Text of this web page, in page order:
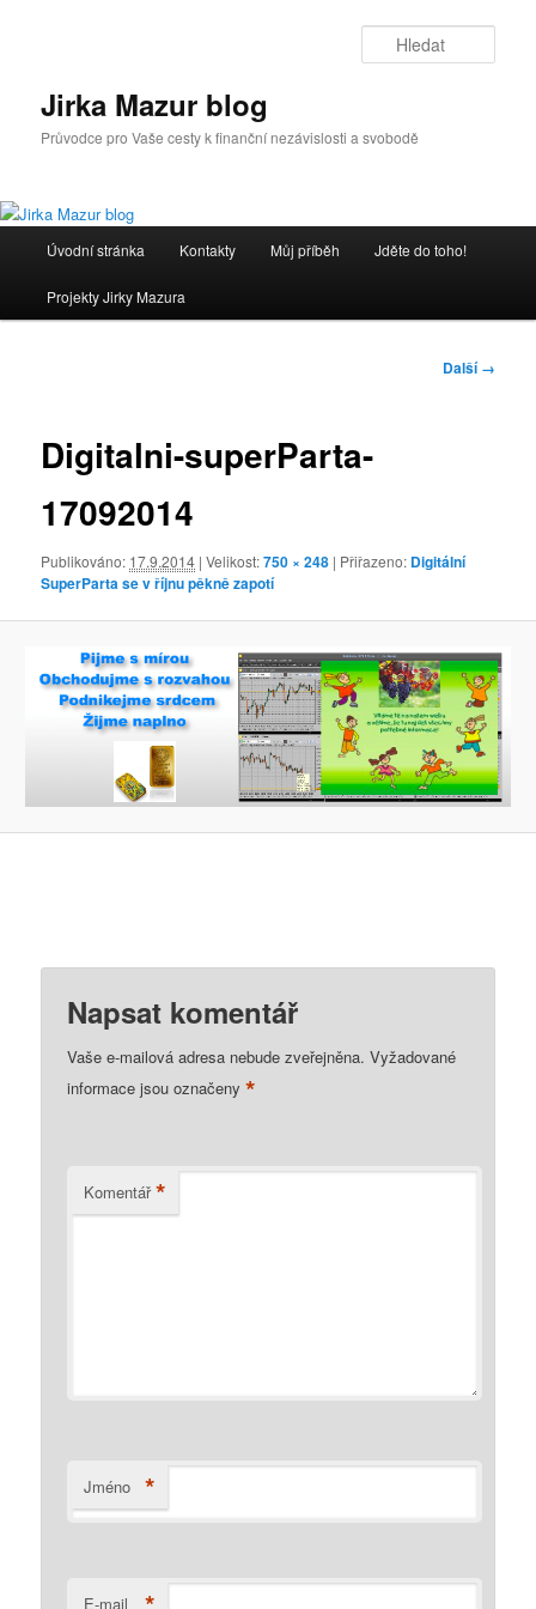
Jirka Mazur blog
Průvodce pro Vaše cesty k finanční nezávislosti a svobodě
navigační
Úvodní stránka Kontakty Můj příběh Jděte do toho!
Projekty Jirky Mazura
Navigace
Další →
Digitalni-superParta-
17092014
Publikováno: 17.9.2014 | Velikost:750 × 248 | Přiřazeno: Digitální
SuperParta se v říjnu pěkně zapotí
Napsat komentář
Vaše e-mailová adresa nebude zveřejněna. Vyžadované
informace jsou označeny*
Komentář *
Jméno *
E-mail